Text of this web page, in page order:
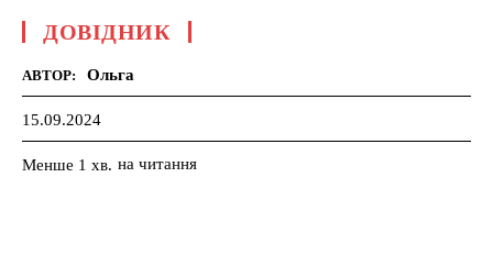
ДОВІДНИК
АВТОР: Ольга
15.09.2024
Менше 1 хв. на читання